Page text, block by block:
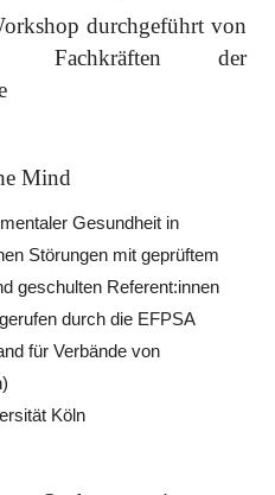
durchgeführt von
Fachkräften der
Mind
Gesundheit in
Störungen mit geprüftem
geschulten Referent:innen
durch die EFPSA
für Verbände von
Köln